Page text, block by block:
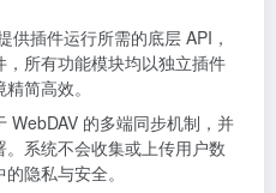
供插件运行所需的底层 API，
所有功能模块均以独立插件
简高效。
WebDAV 的多端同步机制，并
系统不会收集或上传用户数
隐私与安全。